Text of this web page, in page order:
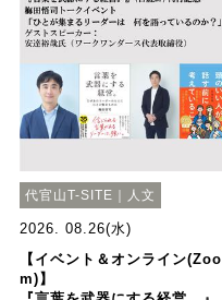
代官山T-SITE｜人文
2026. 08.26(水)
【イベント＆オンライン(Zoo
m)】